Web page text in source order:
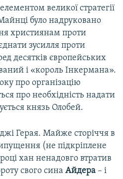
великої стратегії
було надруковано
християнам проти
зусилля проти
десятків європейських
і «король Інкермана».
про організацію
про необхідність надати
князь Олобей.
Герая. Майже сторіччя в
(не підкріплене
хан ненадовго втратив
свого сина Айдера – і